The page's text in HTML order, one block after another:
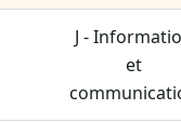
J -
et